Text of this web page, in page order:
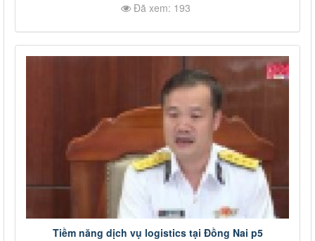
Đã xem: 193
Tiềm năng dịch vụ logistics tại Đồng Nai p5